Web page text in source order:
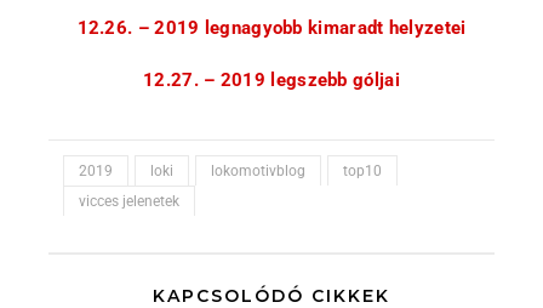
12.26. – 2019 legnagyobb kimaradt helyzetei
12.27. – 2019 legszebb góljai
2019 loki lokomotivblog
top10
vicces jelenetek
KAPCSOLÓDÓ CIKKEK